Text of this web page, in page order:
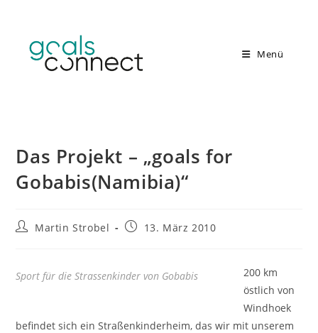
springen
Menü
Das Projekt – „goals for
Gobabis(Namibia)“
Beitrags-
Martin Strobel
Beitrag13. März 2010
Sport für die Strassenkinder von Gobabis
200 km
östlich von
Windhoek
befindet sich ein Straßenkinderheim, das wir mit unserem